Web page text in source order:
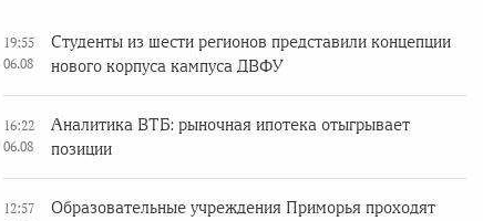
19:55
06.08
Студенты из шести регионов представили концепции
нового корпуса кампуса ДВФУ
16:22
06.08
Аналитика ВТБ: рыночная ипотека отыгрывает
позиции
12:57
Образовательные учреждения Приморья проходят